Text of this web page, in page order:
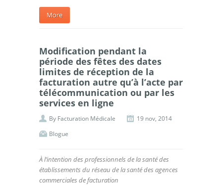
More
Modification pendant la
période des fêtes des dates
limites de réception de la
facturation autre qu’à l’acte par
télécommunication ou par les
services en ligne
By Facturation Médicale
19 nov, 2014
Blogue
À l’intention des professionnels de la santé des
établissements du réseau de la santé des agences
commerciales de facturation